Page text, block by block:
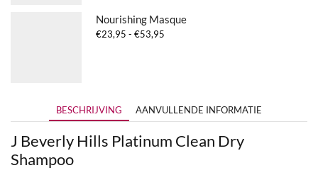
Nourishing Masque
€23,95 - €53,95
BESCHRIJVING AANVULLENDE INFORMATIE
J Beverly Hills Platinum Clean Dry
Shampoo